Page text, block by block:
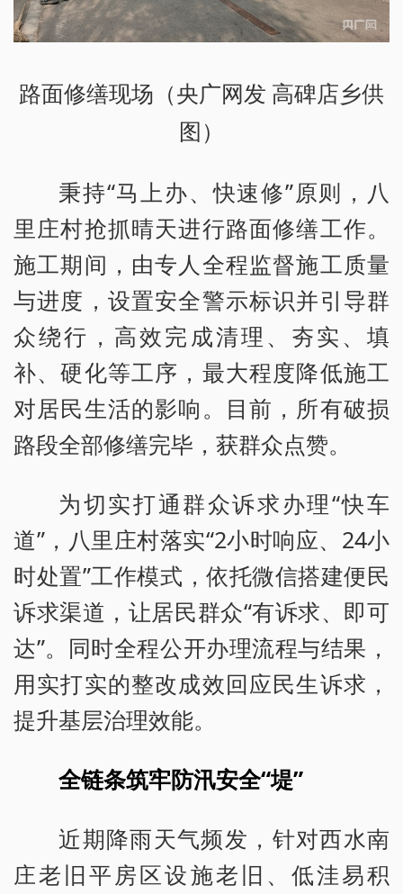
路面修缮现场（央广网发 高碑店乡供
图）
秉持“马上办、快速修”原则，八
里庄村抢抓晴天进行路面修缮工作。
施工期间，由专人全程监督施工质量
与进度，设置安全警示标识并引导群
众绕行，高效完成清理、夯实、填
补、硬化等工序，最大程度降低施工
对居民生活的影响。目前，所有破损
路段全部修缮完毕，获群众点赞。
为切实打通群众诉求办理“快车
道”，八里庄村落实“2小时响应、24小
时处置”工作模式，依托微信搭建便民
诉求渠道，让居民群众“有诉求、即可
达”。同时全程公开办理流程与结果，
用实打实的整改成效回应民生诉求，
提升基层治理效能。
全链条筑牢防汛安全“堤”
近期降雨天气频发，针对西水南
庄老旧平房区设施老旧、低洼易积